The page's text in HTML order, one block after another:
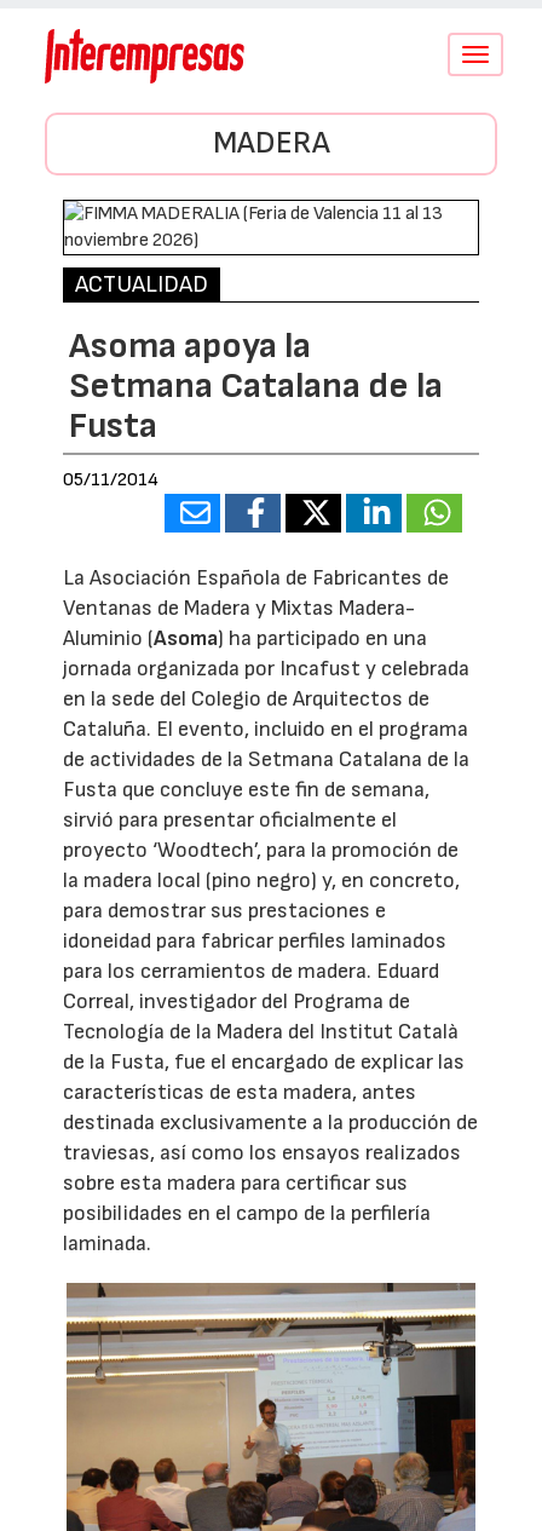
Conmutar
MADERA
ACTUALIDAD
Asoma apoya la
Setmana Catalana de la
Fusta
05/11/2014
La Asociación Española de Fabricantes de
Ventanas de Madera y Mixtas Madera-
Aluminio (Asoma) ha participado en una
jornada organizada por Incafust y celebrada
en la sede del Colegio de Arquitectos de
Cataluña. El evento, incluido en el programa
de actividades de la Setmana Catalana de la
Fusta que concluye este fin de semana,
sirvió para presentar oficialmente el
proyecto ‘Woodtech’, para la promoción de
la madera local (pino negro) y, en concreto,
para demostrar sus prestaciones e
idoneidad para fabricar perfiles laminados
para los cerramientos de madera. Eduard
Correal, investigador del Programa de
Tecnología de la Madera del Institut Català
de la Fusta, fue el encargado de explicar las
características de esta madera, antes
destinada exclusivamente a la producción de
traviesas, así como los ensayos realizados
sobre esta madera para certificar sus
posibilidades en el campo de la perfilería
laminada.